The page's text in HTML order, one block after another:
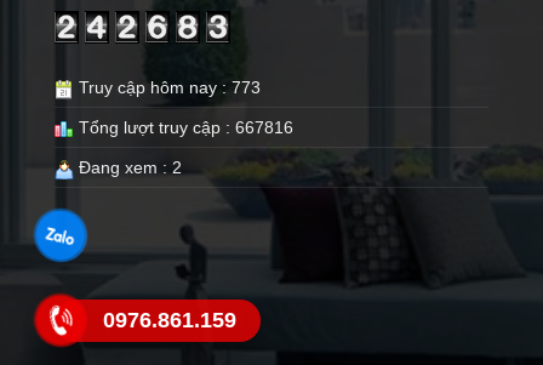
Truy cập hôm nay : 773
Tổng lượt truy cập : 667816
Đang xem : 2
0976.861.159